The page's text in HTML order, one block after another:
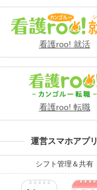
看護roo! 就活
看護roo! 転職
運営スマホアプリ
シフト管理＆共有